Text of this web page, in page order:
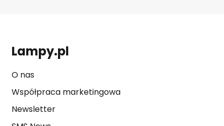
Lampy.pl
O nas
Współpraca marketingowa
Newsletter